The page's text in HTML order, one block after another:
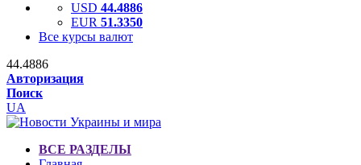
USD 44.4886
EUR 51.3350
Все курсы валют
44.4886
Авторизация
Поиск
UA
ВСЕ РАЗДЕЛЫ